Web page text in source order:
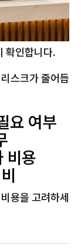
확인합니다.
스크가 줄어듭
요 여부
비용
용을 고려하세